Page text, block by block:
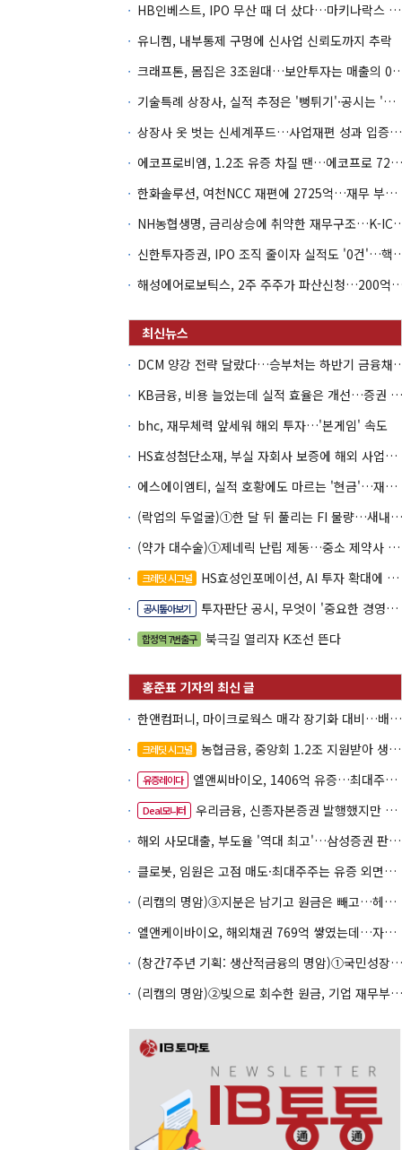
HB인베스트, IPO 무산 때 더 샀다…마키나락스 투자 2.7배 회수
유니켐, 내부통제 구멍에 신사업 신뢰도까지 추락
크래프톤, 몸집은 3조원대…
기술특례 상장사, 실적 추정은 '뻥튀기'·공시는 '누락'
상장사 옷 벗는 신세계푸드…사업재편 성과 입증할까
에코프로비엠, 1.2조 유증 차질 땐…에코프로 7270억 '독박'
한화솔루션, 여천NCC 재편에 2725억…재무 부담 커지나
NH농협생명, 금리상승에 취
신한투자증권, IPO 조직 줄
해성에어로보틱스, 2주 주주가 파산
DCM 양강 전략 달랐다
KB금융, 비용 늘었는데 실적 효율은 개선…증권 호황 효과
bhc, 재무체력 앞세워 해외 투자…'본게임' 속도
HS효성첨단소재, 부실 자회사 보증에 해외 사업까지…부담 '가중'
에스에이엠티, 실적 호황에도 마르는 '현금'…재고·달러빚 부담 확대
(락업의 두얼굴)①한 달 뒤 풀리는 FI 물량…새내기주 오버행 경계
(약가 대수술)①제네릭 난립 제동…중소 제약사 수익성 비상
크레딧 시그널 HS효성인포메이션, AI 투자 확대에 실적 체력 강화
공시톺아보기 투자판단 공시, 무엇이 '중요한 경영사항'일까
합정역 7번출구 북극길 열리자 K조선 뜬다
한앤컴퍼니, 마이크로웍스 매각 장기화 대비…배당 회수판 깔았다
크레딧 시그널 농협금융, 중앙회 1.2조 지원받아 생산적금융 확대
유증레이다 엘앤씨바이오, 1406억 유증…최대주주는 절반만 청약
Deal모니터
우리금융, 신종자본증권 발행했지만 차환금리 '부담'
해외 사모대출, 부도율 '역대 최고'…삼성증권 판매상품도 환매 불안
클로봇, 임원은 고점 매도·최대주주는 유증 외면…책임투자 도마
(리캡의 명암)③지분은 남기고 원금은 빼고…헤지펀드로 번진 리캡
엘앤케이바이오, 해외채권 769억 쌓였는데…자회사 4곳 자본잠식
(창간7주년 기획: 생산적금융의 명암)①국민성장펀드 자금흐름 해부
(리캡의 명암)②빚으로 회수한 원금, 기업 재무부담으로 남았다